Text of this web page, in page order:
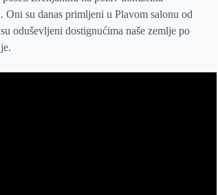
su danas primljeni u Plavom salonu od
oduševljeni dostignućima naše zemlje po